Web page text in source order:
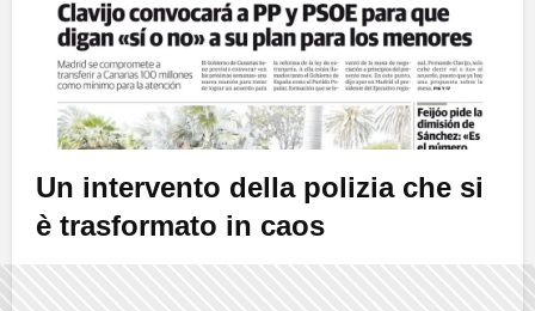
Un intervento della polizia che si
è trasformato in caos